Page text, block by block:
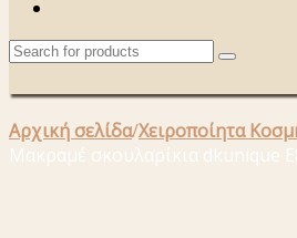
Αρχική σελίδα/Χειροποίητα
Μακραμέ σκουλαρίκια dkunique